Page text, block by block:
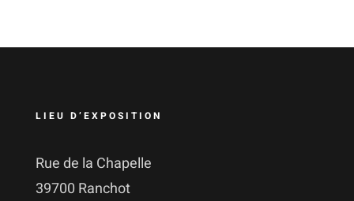
LIEU D’EXPOSITION
Rue de la Chapelle
39700 Ranchot